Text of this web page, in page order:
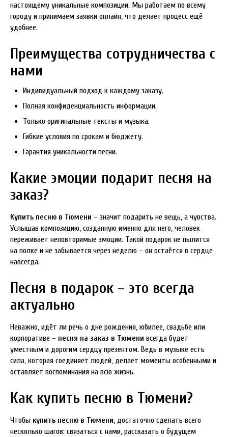
настоящему уникальные композиции. Мы работаем по всему
городу и принимаем заявки онлайн, что делает процесс ещё
удобнее.
Преимущества сотрудничества с
нами
Индивидуальный подход к каждому заказу.
Полная конфиденциальность информации.
Только оригинальные тексты и музыка.
Гибкие условия по срокам и бюджету.
Гарантия уникальности песни.
Какие эмоции подарит песня на
заказ?
Купить песню в Тюмени – значит подарить не вещь, а чувства.
Услышав композицию, созданную именно для него, человек
переживает неповторимые эмоции. Такой подарок не пылится
на полке и не забывается через неделю – он остаётся в сердце
навсегда.
Песня в подарок – это всегда
актуально
Неважно, идёт ли речь о дне рождения, юбилее, свадьбе или
корпоративе – песня на заказ в Тюмени всегда будет
уместным и дорогим сердцу презентом. Ведь в музыке есть
сила, которая соединяет людей, делает моменты особенными и
оставляет воспоминания на всю жизнь.
Как купить песню в Тюмени?
Чтобы купить песню в Тюмени, достаточно сделать всего
несколько шагов: связаться с нами, рассказать о будущем